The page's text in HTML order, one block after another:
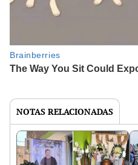
NOTAS RELACIONADAS